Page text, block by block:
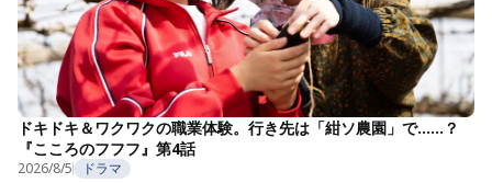
ドキドキ＆ワクワクの職業体験。行き先は「紺ソ農園」で……？
『こころのフフフ』第4話
2026/8/5 ドラマ